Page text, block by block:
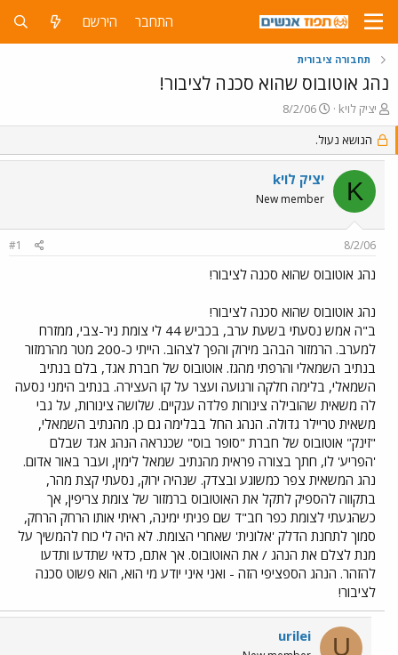
התחבר הירשם
תחבורה ציבורית
נהג אוטובוס שהוא סכנה לציבור!
פ
ו
ת
ח
נ
kיציק לוי
פ
ו
ר
ס
ם
ב
ת
ך
8/2/06
הנושא נעול.
K kיציק לוי
New member
8/2/06
#1
נהג אוטובוס שהוא סכנה לציבור!
נהג אוטובוס שהוא סכנה לציבור!
ב"ה אמש נסעתי בשעת ערב, בכביש 44 לי צומת ניר-צבי, ממזרח
למערב. הרמזור הבהב מירוק והפך לצהוב. הייתי כ-200 מטר מהרמזור
בנתיב השמאלי והרפתי מהגז. אוטובוס של חברת אגד, בלם בנתיב
השמאלי, בלימה חלקה ורגועה ועצר על קו העצירה. בנתיב הימני נסעה
לה משאית שהובילה צינורות פלדה ענקיים. שלושה צינורות, על גבי
משאית טריילר גדולה. הנהג החל בבלימה גם כן. מהנתיב השמאלי,
"זינק" אוטובוס של חברת "סופר בוס" שכנראה הנהג אגד שבלם
'הפריע' לו, חתך בצורה פראית מהנתיב שמאל לימין, ועבר באור אדום.
נהג המשאית צפר כמשוגע ובצדק. שנהיה ירוק, נסעתי קצת מהר,
בתקווה להספיק לתקל את האוטובוס ברמזור של צומת צריפין, אך
כשהגעתי לצומת כפר חב"ד שם פניתי ימינה, ראיתי אותו הרחק הרחק,
סמוך לתחנת הדלק 'אלונית' שאחרי הצומת. לא היה לי כוח להמשיך על
מנת לצלם את הנהג / את האוטובוס. אך אתם, כדאי שתדעו ותדעו
להזהר. הנהג הספציפי הזה - ואני איני יודע מי הוא, הוא פשוט סכנה
לציבור!
U
urilei